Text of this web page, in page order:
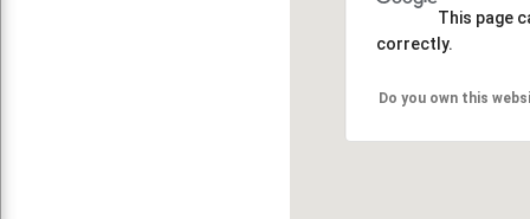
This page
correctly.
Do you own this